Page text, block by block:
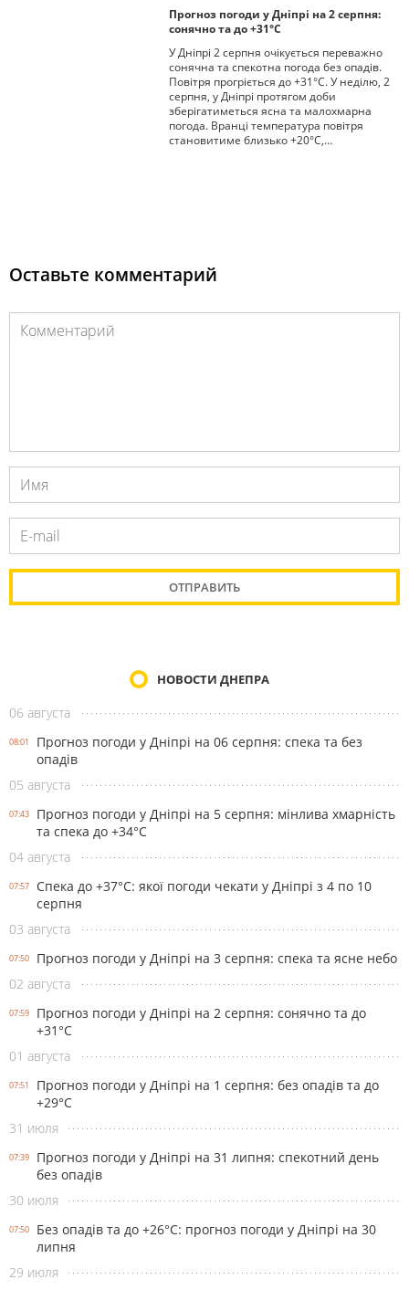
Прогноз погоди у Дніпрі на 2 серпня:
сонячно та до +31°С
У Дніпрі 2 серпня очікується переважно
сонячна та спекотна погода без опадів.
Повітря прогріється до +31°С. У неділю, 2
серпня, у Дніпрі протягом доби
зберігатиметься ясна та малохмарна
погода. Вранці температура повітря
становитиме близько +20°С,…
Оставьте комментарий
НОВОСТИ ДНЕПРА
06 августа
08:01
Прогноз погоди у Дніпрі на 06 серпня: спека та без
опадів
05 августа
07:43
Прогноз погоди у Дніпрі на 5 серпня: мінлива хмарність
та спека до +34°С
04 августа
07:57
Спека до +37°С: якої погоди чекати у Дніпрі з 4 по 10
серпня
03 августа
07:50
Прогноз погоди у Дніпрі на 3 серпня: спека та ясне небо
02 августа
07:59
Прогноз погоди у Дніпрі на 2 серпня: сонячно та до
+31°С
01 августа
07:51
Прогноз погоди у Дніпрі на 1 серпня: без опадів та до
+29°С
31 июля
07:39
Прогноз погоди у Дніпрі на 31 липня: спекотний день
без опадів
30 июля
07:50
Без опадів та до +26°С: прогноз погоди у Дніпрі на 30
липня
29 июля